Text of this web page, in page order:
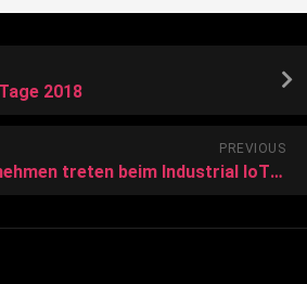
2018
PREVIOUS
Deutsche Unternehmen treten beim Industrial IoT auf der Stelle